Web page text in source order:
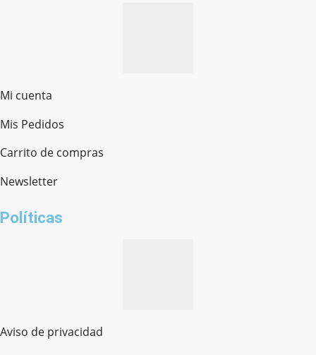
Mi cuenta
Mis Pedidos
Carrito de compras
Newsletter
Políticas
Aviso de privacidad